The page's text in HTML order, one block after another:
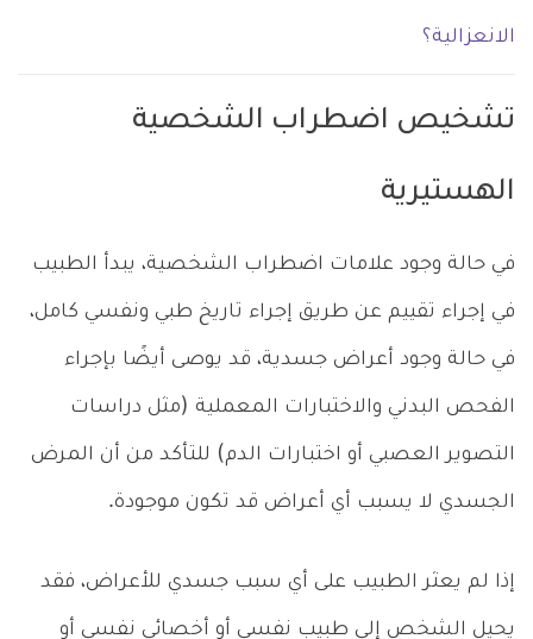
الانعزالية؟
تشخيص اضطراب الشخصية
الهستيرية
في حالة وجود علامات اضطراب الشخصية، يبدأ الطبيب
في إجراء تقييم عن طريق إجراء تاريخ طبي ونفسي كامل،
في حالة وجود أعراض جسدية، قد يوصى أيضًا بإجراء
الفحص البدني والاختبارات المعملية (مثل دراسات
التصوير العصبي أو اختبارات الدم) للتأكد من أن المرض
الجسدي لا يسبب أي أعراض قد تكون موجودة.
إذا لم يعثر الطبيب على أي سبب جسدي للأعراض، فقد
يحيل الشخص إلى طبيب نفسي أو أخصائي نفسي أو